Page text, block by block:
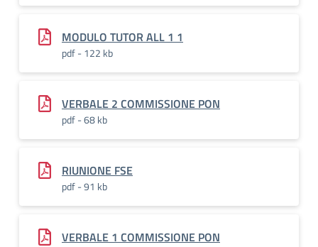
MODULO TUTOR ALL 1 1
pdf - 122 kb
VERBALE 2 COMMISSIONE PON
pdf - 68 kb
RIUNIONE FSE
pdf - 91 kb
VERBALE 1 COMMISSIONE PON